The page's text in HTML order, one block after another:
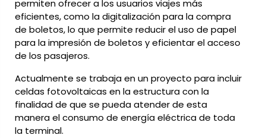
permiten ofrecer a los usuarios viajes más
eficientes, como la digitalización para la compra
de boletos, lo que permite reducir el uso de papel
para la impresión de boletos y eficientar el acceso
de los pasajeros.
Actualmente se trabaja en un proyecto para incluir
celdas fotovoltaicas en la estructura con la
finalidad de que se pueda atender de esta
manera el consumo de energía eléctrica de toda
la terminal.